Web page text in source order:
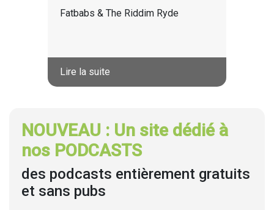
Fatbabs & The Riddim Ryde
Lire la suite
NOUVEAU : Un site dédié à
nos PODCASTS
des podcasts entièrement gratuits
et sans pubs